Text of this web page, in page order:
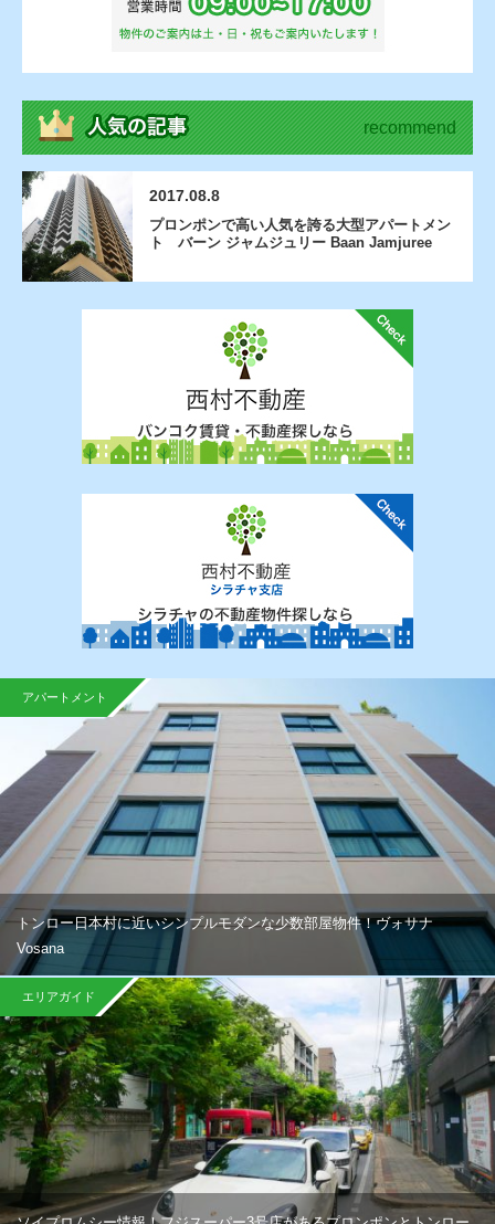
recommend
2017.08.8
プロンポンで高い人気を誇る大型アパートメン
ト バーン ジャムジュリー Baan Jamjuree
アパートメント
トンロー日本村に近いシンプルモダンな少数部屋物件！ヴォサナ
Vosana
エリアガイド